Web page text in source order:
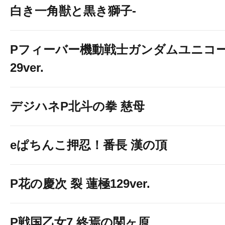
白き一角獣と黒き獅子-
Pフィーバー機動戦士ガンダムユニコ
29ver.
デジハネP北斗の拳 慈母
eぱちんこ押忍！番長 漢の頂
P花の慶次 裂 蓮極129ver.
P戦国乙女7 終焉の関ヶ原